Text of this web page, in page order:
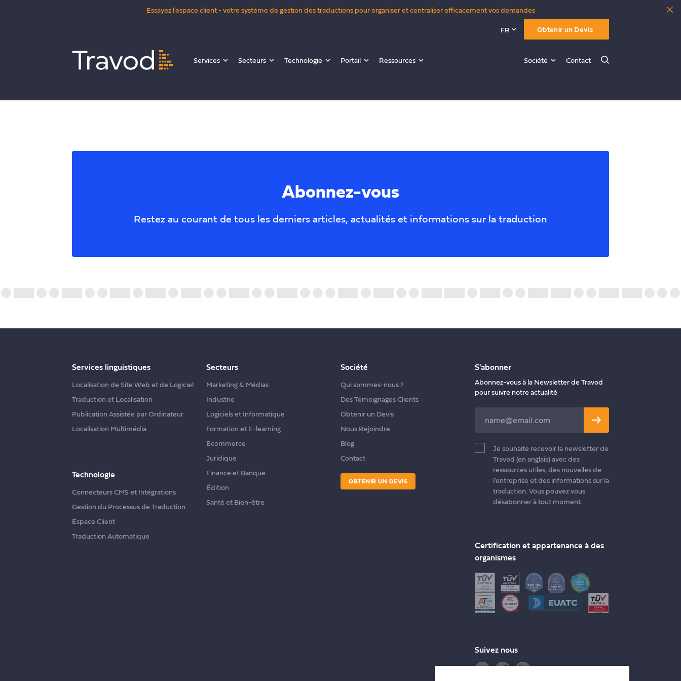
Essayez l'espace client - votre système de gestion des traductions pour organiser et centraliser efficacement vos demandes
Services Secteurs Technologie Portail Ressources Société Contact Rechercher
FR Obtenir un Devis
Abonnez-vous
Restez au courant de tous les derniers articles, actualités et informations sur la traduction
Services linguistiques
Localisation de Site Web et de Logiciel
Traduction et Localisation
Publication Assistée par Ordinateur
Localisation Multimédia
Technologie
Connecteurs CMS et Intégrations
Gestion du Processus de Traduction
Espace Client
Traduction Automatique
Secteurs
Marketing & Médias
Industrie
Logiciels et Informatique
Formation et E-learning
Ecommerce
Juridique
Finance et Banque
Édition
Santé et Bien-être
Société
Qui sommes-nous ?
Des Témoignages Clients
Obtenir un Devis
Nous Rejoindre
Blog
Contact
OBTENIR UN DEVIS
S'abonner
Abonnez-vous à la Newsletter de Travod
pour suivre notre actualité
this
blankJe souhaite recevoir la newsletter de
Travod (en anglais) avec des
ressources utiles, des nouvelles de
l'entreprise et des informations sur la
traduction. Vous pouvez vous
désabonner à tout moment.
Certification et appartenance à des
organismes
Suivez nous
TwitterFacebookLinkedIn